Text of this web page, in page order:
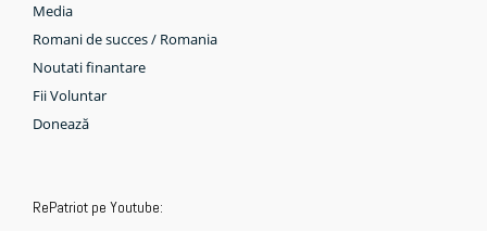
Media
Romani de succes / Romania
Noutati finantare
Fii Voluntar
Donează
RePatriot pe Youtube: